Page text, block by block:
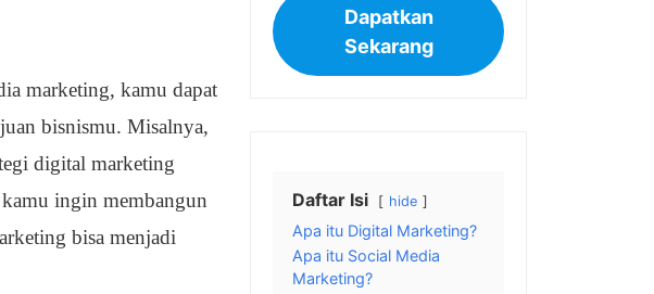
marketing, kamu dapat
bisnismu. Misalnya,
digital marketing
ingin membangun
bisa menjadi
Dapatkan
Sekarang
Daftar Isi hide
Apa itu Digital Marketing?
Apa itu Social Media
Marketing?